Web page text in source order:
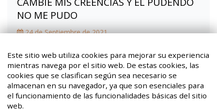
NO ME PUDO
24 de Septiembre de 2021
Fibromialgia, la mochila que ya no llevo
08 de Marzo de 2021
¡Hasta nunca dolor crónico!
Este sitio web utiliza cookies para mejorar su experiencia
mientras navega por el sitio web. De estas cookies, las
cookies que se clasifican según sea necesario se
almacenan en su navegador, ya que son esenciales para
el funcionamiento de las funcionalidades básicas del sitio
web.